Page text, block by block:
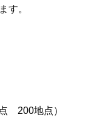
す。
200地点）